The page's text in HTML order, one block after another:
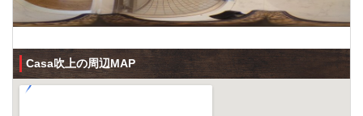
Casa吹上の周辺MAP